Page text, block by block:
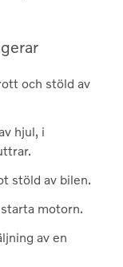
och stöld av
hjul, i
stöld av bilen.
motorn.
av en